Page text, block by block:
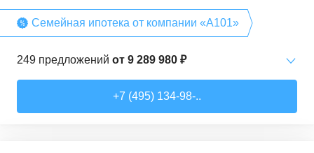
Семейная ипотека от компании «А101»
249 предложений от 9 289 980 ₽
+7 (495) 134-98-..